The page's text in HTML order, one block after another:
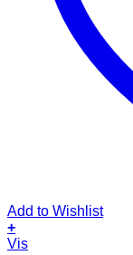
Add to Wishlist
+
Dette
Vis